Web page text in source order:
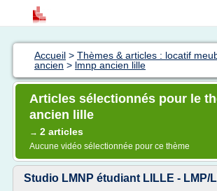
Accueil > Thèmes & articles : locatif
ancien > lmnp ancien lille
Articles sélectionnés pour le
ancien lille
→ 2 articles
Aucune vidéo sélectionnée pour ce thème
Studio LMNP étudiant LILLE - LMP/